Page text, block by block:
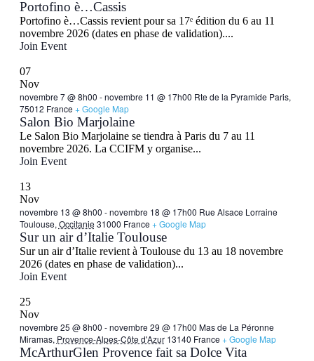
Portofino è…Cassis
Portofino è…Cassis revient pour sa 17ᵉ édition du 6 au 11
novembre 2026 (dates en phase de validation)....
Join Event
07
Nov
novembre 7 @ 8h00 -novembre 11 @ 17h00 Rte de la Pyramide Paris,
75012 France + Google Map
Salon Bio Marjolaine
Le Salon Bio Marjolaine se tiendra à Paris du 7 au 11
novembre 2026. La CCIFM y organise...
Join Event
13
Nov
novembre 13 @ 8h00 -novembre 18 @ 17h00 Rue Alsace Lorraine
Toulouse, Occitanie 31000 France + Google Map
Sur un air d’Italie Toulouse
Sur un air d’Italie revient à Toulouse du 13 au 18 novembre
2026 (dates en phase de validation)...
Join Event
25
Nov
novembre 25 @ 8h00 -novembre 29 @ 17h00 Mas de La Péronne
Miramas, Provence-Alpes-Côte d'Azur13140 France + Google Map
McArthurGlen Provence fait sa Dolce Vita